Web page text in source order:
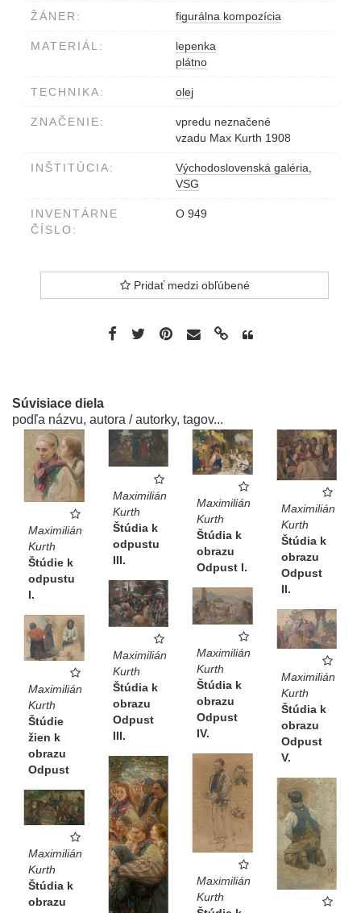
ŽÁNER: figurálna kompozícia
MATERIÁL:
lepenka
plátno
TECHNIKA: olej
ZNAČENIE:
vpredu neznačené
vzadu Max Kurth 1908
INŠTITÚCIA:
Východoslovenská galéria,
VSG
INVENTÁRNE
ČÍSLO:
O 949
Pridať medzi obľúbené
Súvisiace diela
podľa názvu, autora / autorky, tagov...
Maximilián
Kurth
Štúdie k
odpustu
I.
Maximilián
Kurth
Štúdia k
odpustu
III.
Maximilián
Kurth
Štúdia k
obrazu
Odpust I.
Maximilián
Kurth
Štúdia k
obrazu
Odpust
II.
Maximilián
Kurth
Štúdia k
obrazu
Odpust
III.
Maximilián
Kurth
Štúdia k
obrazu
Odpust
IV.
Maximilián
Kurth
Štúdia k
obrazu
Odpust
V.
Maximilián
Kurth
Štúdie
žien k
obrazu
Odpust
Maximilián
Kurth
Maximilián
Kurth
Štúdia k
obrazu